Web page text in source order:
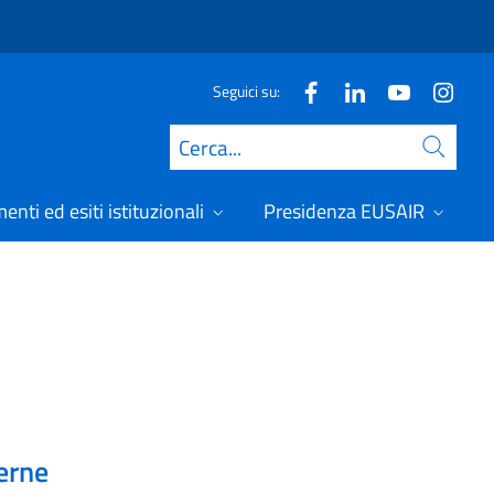
Seguici su:
Cerca
ed esiti istituzionali Presidenza EUSAIR